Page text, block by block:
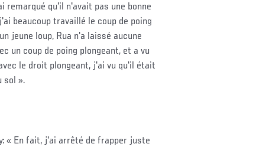
remarqué qu'il n'avait pas une bonne
beaucoup travaillé le coup de poing
jeune loup, Rua n'a laissé aucune
un coup de poing plongeant, et a vu
le droit plongeant, j'ai vu qu'il était
sol ».
« En fait, j'ai arrêté de frapper juste